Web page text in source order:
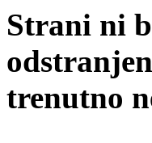
Strani ni
trenutno